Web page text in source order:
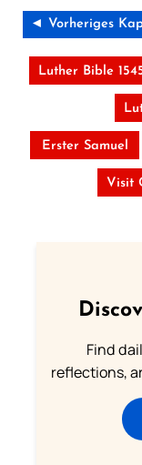
◄ Vorheriges
Luther Bible
Erster Samuel
Visit
Find
reflections,